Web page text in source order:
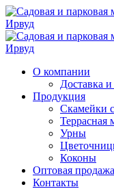
О компании
Доставка и
Продукция
Скамейки
Террасная
Урны
Коконы
Оптовая продажа
Контакты